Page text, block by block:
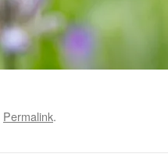
Permalink.